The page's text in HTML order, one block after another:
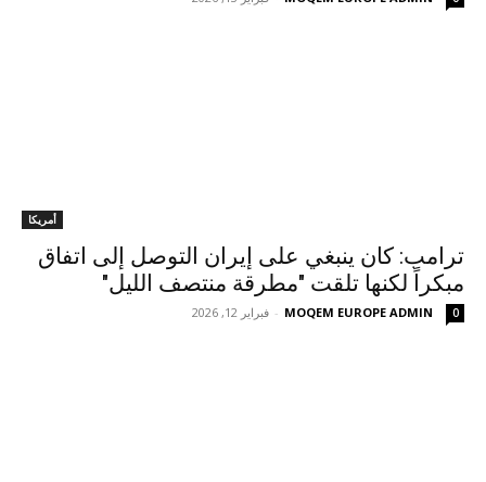
أمريكا
ترامب: كان ينبغي على إيران التوصل إلى اتفاق
مبكراً لكنها تلقت "مطرقة منتصف الليل"
MOQEM EUROPE ADMIN
- فبراير 12, 2026 0